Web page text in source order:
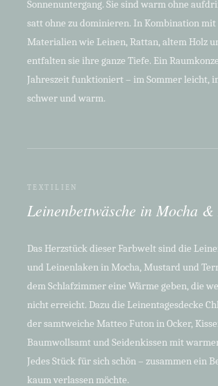
Sonnenuntergang. Sie sind warm ohne
satt ohne zu dominieren. In Kombination
Materialien wie Leinen, Rattan, altem Holz
entfalten sie ihre ganze Tiefe. Ein
Jahreszeit funktioniert – im Sommer leicht,
schwer und warm.
TEXTILIEN
Leinenbettwäsche in Mocha
Das Herzstück dieser Farbwelt sind die
und Leinenlaken in Mocha, Mustard und
dem Schlafzimmer eine Wärme geben, die
nicht erreicht. Dazu die Leinentagesdecke
der samtweiche Matteo Futon in Ocker,
Baumwollsamt und Seidenkissen mit
Jedes Stück für sich schön – zusammen ein
kaum verlassen möchte.